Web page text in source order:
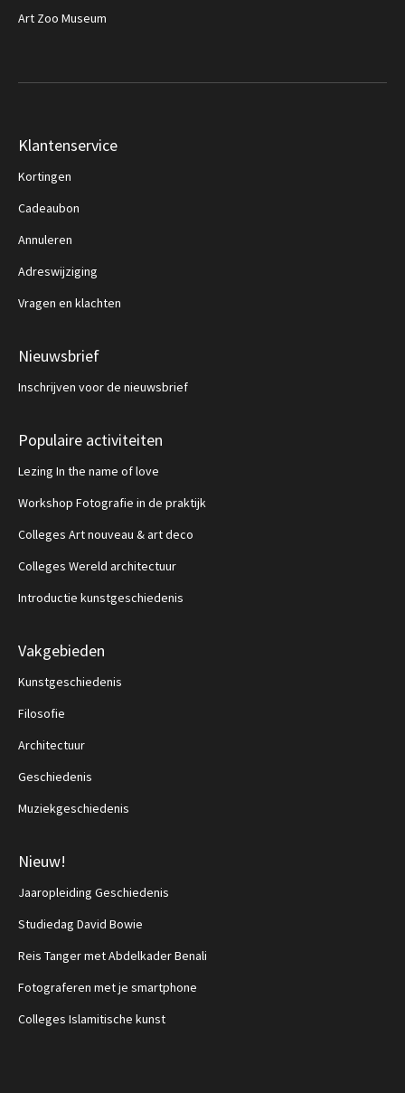
Art Zoo Museum
Klantenservice
Kortingen
Cadeaubon
Annuleren
Adreswijziging
Vragen en klachten
Nieuwsbrief
Inschrijven voor de nieuwsbrief
Populaire activiteiten
Lezing In the name of love
Workshop Fotografie in de praktijk
Colleges Art nouveau & art deco
Colleges Wereld architectuur
Introductie kunstgeschiedenis
Vakgebieden
Kunstgeschiedenis
Filosofie
Architectuur
Geschiedenis
Muziekgeschiedenis
Nieuw!
Jaaropleiding Geschiedenis
Studiedag David Bowie
Reis Tanger met Abdelkader Benali
Fotograferen met je smartphone
Colleges Islamitische kunst